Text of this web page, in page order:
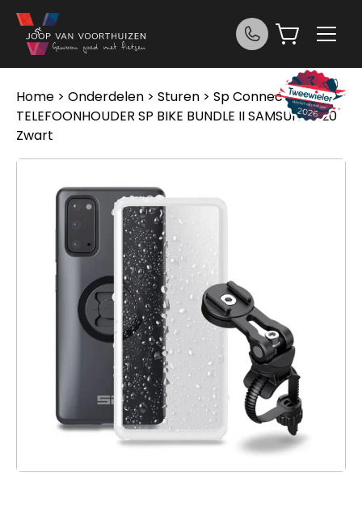
Ga naar de inhoud
Home > Onderdelen > Sturen > Sp Connect
TELEFOONHOUDER SP BIKE BUNDLE II SAMSUNG S20
Zwart